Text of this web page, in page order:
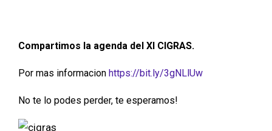
Compartimos la agenda del XI CIGRAS.
Por mas informacion https://bit.ly/3gNLlUw
No te lo podes perder, te esperamos!